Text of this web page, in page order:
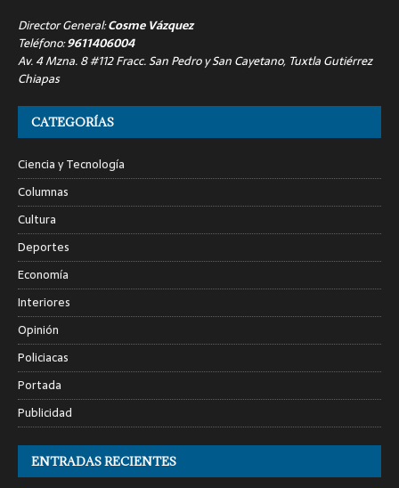
Director General:Cosme Vázquez
Teléfono:9611406004
Av. 4 Mzna. 8 #112 Fracc. San Pedro y San Cayetano, Tuxtla Gutiérrez
Chiapas
CATEGORÍAS
Ciencia y Tecnología
Columnas
Cultura
Deportes
Economía
Interiores
Opinión
Policiacas
Portada
Publicidad
ENTRADAS RECIENTES